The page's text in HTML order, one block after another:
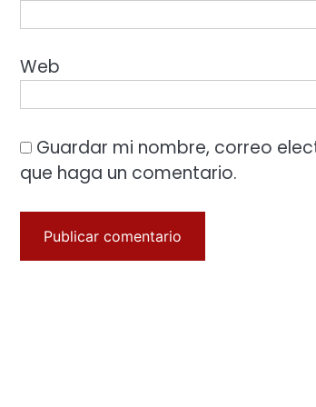
Web
Guardar mi nombre, correo
que haga un comentario.